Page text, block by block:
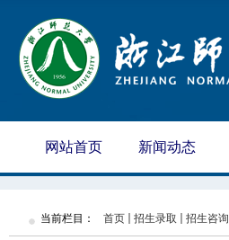
网站首页 新闻动态
当前栏目： 首页 招生录取 招生咨询